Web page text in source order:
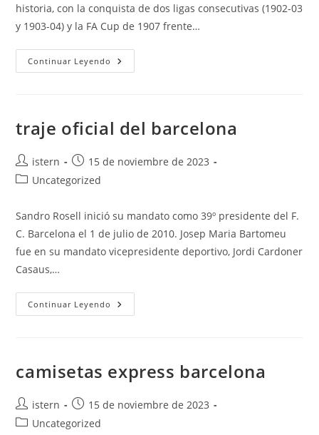
historia, con la conquista de dos ligas consecutivas (1902-03
y 1903-04) y la FA Cup de 1907 frente…
Continuar Leyendo Bara
Segunda
traje oficial del barcelona
Autor
de
istern
Publicación
de
15 de noviembre de 2023
Categoría
la
entrada:
Uncategorized
Sandro Rosell inició su mandato como 39º presidente del F.
C. Barcelona el 1 de julio de 2010. Josep Maria Bartomeu
fue en su mandato vicepresidente deportivo, Jordi Cardoner
Casaus,…
Continuar Leyendo Traje
Oficial
camisetas express barcelona
Autor
de
istern
Publicación
de
15 de noviembre de 2023
Categoría
Uncategorized